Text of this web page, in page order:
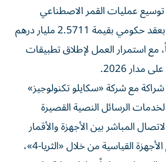
«سبيس 42» توسيع عمليات القمر الاصطناعي
«الثريا-4»، والمدعومة بعقد حكومي بقيمة 2.5711 مليار درهم
استمرار العمل لإطلاق تطبيقات
2026.
«سبيس 42» شراكة مع شركة «سكايلو تكنولوجيز»
الرسائل النصية القصيرة
المباشر بين الأجهزة والأقمار
الاصطناعية، باستخدام الأجهزة القياسية من خلال «الثريا-4»،